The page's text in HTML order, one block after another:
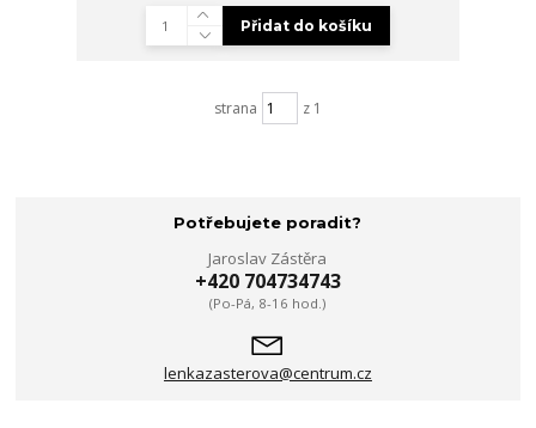
Přidat do košíku
strana z 1
Potřebujete poradit?
Jaroslav Zástěra
+420 704734743
(Po-Pá, 8-16 hod.)
lenkazasterova@centrum.cz